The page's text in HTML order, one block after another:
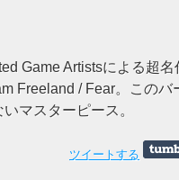
Game Artistsによる超名
Freeland / Fear。この
いマスターピース。
ツイートする